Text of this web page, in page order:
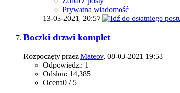
Prywatna wiadomość
13-03-2021, 20:57
Boczki drzwi komplet
Rozpoczęty przez Mateov, 08-03-2021 19:58
Odpowiedzi: 1
Odsłon: 14,385
Ocena0 / 5